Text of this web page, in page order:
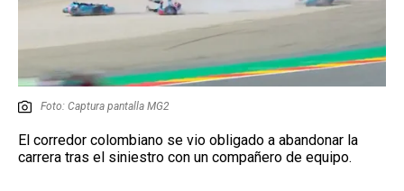
Foto: Captura pantalla MG2
El corredor colombiano se vio obligado a abandonar la
carrera tras el siniestro con un compañero de equipo.